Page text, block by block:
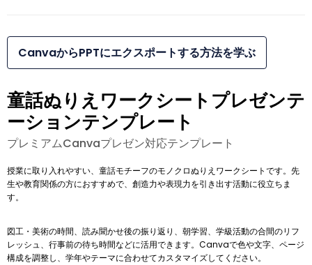
CanvaからPPTにエクスポートする方法を学ぶ
童話ぬりえワークシートプレゼンテ
ーションテンプレート
プレミアムCanvaプレゼン対応テンプレート
授業に取り入れやすい、童話モチーフのモノクロぬりえワークシートです。先
生や教育関係の方におすすめで、創造力や表現力を引き出す活動に役立ちま
す。
図工・美術の時間、読み聞かせ後の振り返り、朝学習、学級活動の合間のリフ
レッシュ、行事前の待ち時間などに活用できます。Canvaで色や文字、ページ
構成を調整し、学年やテーマに合わせてカスタマイズしてください。